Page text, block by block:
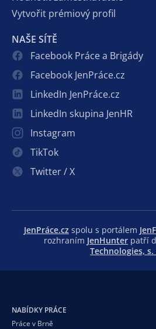
Vytvořit prémiový profil
NAŠE SÍTĚ
Facebook Práce a Brigády
Facebook JenPráce.cz
LinkedIn JenPráce.cz
LinkedIn skupina JenHR
Instagram
TikTok
Twitter / X
JenPráce.cz spolu s portálem
rozhraním JenHunter patří
Technologies, s.
NABÍDKY PRÁCE
Práce v Brně